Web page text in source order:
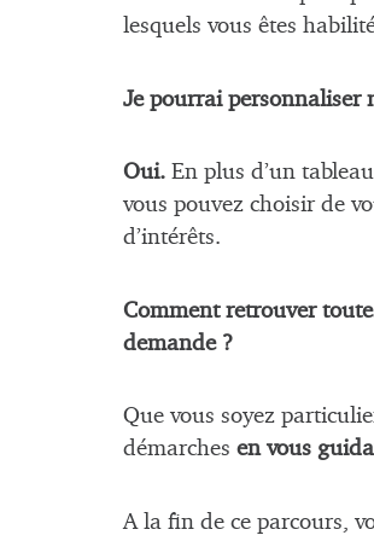
lesquels vous êtes
Je pourrai personnaliser
Oui. En plus d’un
vous pouvez choisir de
d’intérêts.
Comment retrouver
demande ?
Que vous soyez
démarches en vous
A la fin de ce parcours,